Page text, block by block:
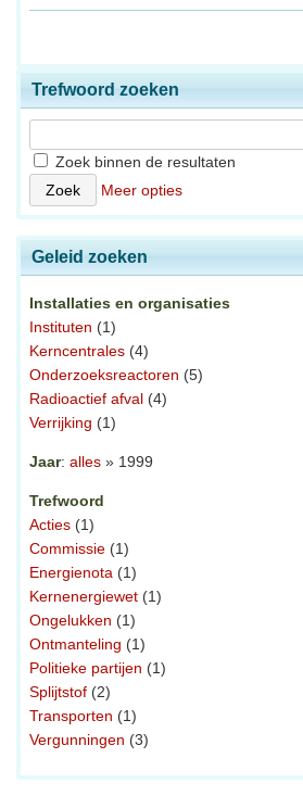
Trefwoord zoeken
Zoek binnen de resultaten
Meer opties
Geleid zoeken
Installaties en organisaties
Instituten (1)
Kerncentrales (4)
Onderzoeksreactoren (5)
Radioactief afval (4)
Verrijking (1)
Jaar: alles » 1999
Trefwoord
Acties (1)
Commissie (1)
Energienota (1)
Kernenergiewet (1)
Ongelukken (1)
Ontmanteling (1)
Politieke partijen (1)
Splijtstof (2)
Transporten (1)
Vergunningen (3)